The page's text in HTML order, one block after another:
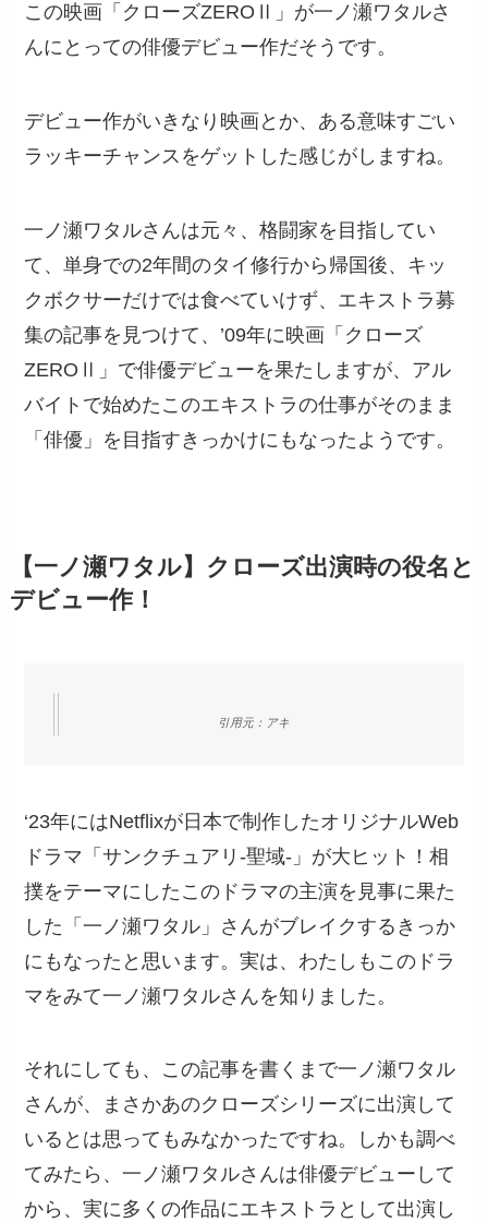
この映画「クローズZEROⅡ」が一ノ瀬ワタルさ
んにとっての俳優デビュー作だそうです。
デビュー作がいきなり映画とか、ある意味すごい
ラッキーチャンスをゲットした感じがしますね。
一ノ瀬ワタルさんは元々、格闘家を目指してい
て、単身での2年間のタイ修行から帰国後、キッ
クボクサーだけでは食べていけず、エキストラ募
集の記事を見つけて、’09年に映画「クローズ
ZEROⅡ」で俳優デビューを果たしますが、アル
バイトで始めたこのエキストラの仕事がそのまま
「俳優」を目指すきっかけにもなったようです。
【一ノ瀬ワタル】クローズ出演時の役名と
デビュー作！
引用元：アキ
‘23年にはNetflixが日本で制作したオリジナルWeb
ドラマ「サンクチュアリ-聖域-」が大ヒット！相
撲をテーマにしたこのドラマの主演を見事に果た
した「一ノ瀬ワタル」さんがブレイクするきっか
にもなったと思います。実は、わたしもこのドラ
マをみて一ノ瀬ワタルさんを知りました。
それにしても、この記事を書くまで一ノ瀬ワタル
さんが、まさかあのクローズシリーズに出演して
いるとは思ってもみなかったですね。しかも調べ
てみたら、一ノ瀬ワタルさんは俳優デビューして
から、実に多くの作品にエキストラとして出演し